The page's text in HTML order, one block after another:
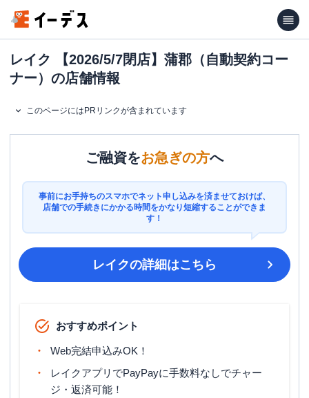
レイク 【2026/5/7閉店】蒲郡（自動契約コー
ナー）の店舗情報
このページにはPRリンクが含まれています
ご融資をお急ぎの方へ
事前にお手持ちのスマホでネット申し込みを済ませておけば、
店舗での手続きにかかる時間をかなり短縮することができま
す！
レイクの詳細はこちら
おすすめポイント
Web完結申込みOK！
レイクアプリでPayPayに手数料なしでチャー
ジ・返済可能！